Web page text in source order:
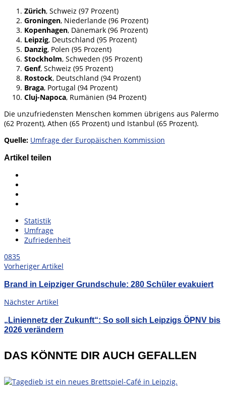
Zürich, Schweiz (97 Prozent)
Groningen, Niederlande (96 Prozent)
Kopenhagen, Dänemark (96 Prozent)
Leipzig, Deutschland (95 Prozent)
Danzig, Polen (95 Prozent)
Stockholm, Schweden (95 Prozent)
Genf, Schweiz (95 Prozent)
Rostock, Deutschland (94 Prozent)
Braga, Portugal (94 Prozent)
Cluj-Napoca, Rumänien (94 Prozent)
Die unzufriedensten Menschen kommen übrigens aus Palermo
(62 Prozent), Athen (65 Prozent) und Istanbul (65 Prozent).
Quelle: Umfrage der Europäischen Kommission
Artikel teilen
Statistik
Umfrage
Zufriedenheit
0835
Vorheriger Artikel
Brand in Leipziger Grundschule: 280 Schüler evakuiert
Nächster Artikel
„Liniennetz der Zukunft“: So soll sich Leipzigs ÖPNV bis
2026 verändern
DAS KÖNNTE DIR AUCH GEFALLEN